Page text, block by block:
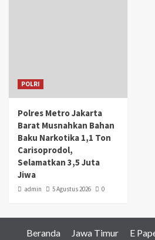
POLRI
Polres Metro Jakarta
Barat Musnahkan Bahan
Baku Narkotika 1,1 Ton
Carisoprodol,
Selamatkan 3,5 Juta
Jiwa
admin 5 Agustus 2026 0
Beranda Jawa Timur E